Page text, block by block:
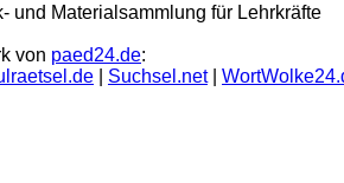
und Materialsammlung für Lehrkräfte
von paed24.de:
Suchsel.net|